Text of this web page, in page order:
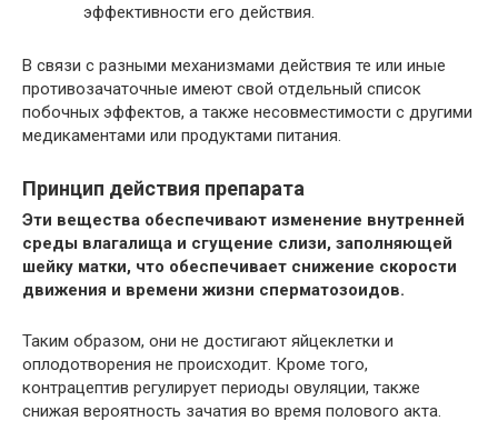
эффективности его действия.
В связи с разными механизмами действия те или иные
противозачаточные имеют свой отдельный список
побочных эффектов, а также несовместимости с другими
медикаментами или продуктами питания.
Принцип действия препарата
Эти вещества обеспечивают изменение внутренней
среды влагалища и сгущение слизи, заполняющей
шейку матки, что обеспечивает снижение скорости
движения и времени жизни сперматозоидов.
Таким образом, они не достигают яйцеклетки и
оплодотворения не происходит. Кроме того,
контрацептив регулирует периоды овуляции, также
снижая вероятность зачатия во время полового акта.